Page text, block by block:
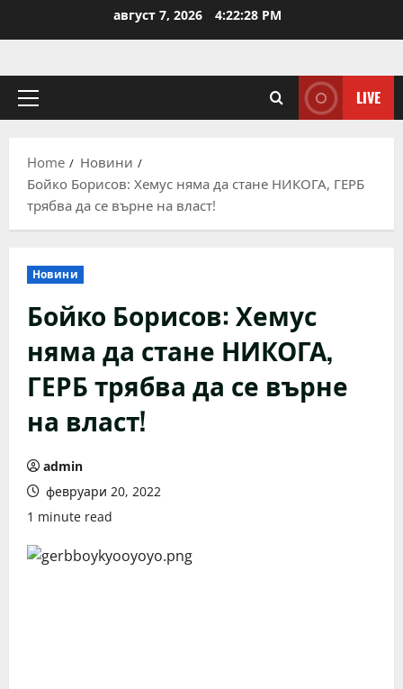
август 7, 2026 4:22:29 PM
Primary
LIVE
Home
Новини
Бойко Борисов: Хемус няма да стане НИКОГА, ГЕРБ
трябва да се върне на власт!
Новини
Бойко Борисов: Хемус
няма да стане НИКОГА,
ГЕРБ трябва да се върне
на власт!
admin
февруари 20, 2022
1 minute read